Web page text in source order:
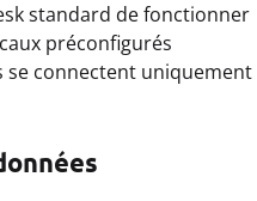
standard de fonctionner
préconfigurés
connectent uniquement